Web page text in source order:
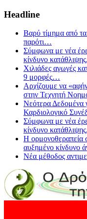
Headline
Βαρύ τίμημα από
παρότι…
Σύμφωνα με νέα
κίνδυνο κατάθλιψης,
Χιλιάδες αγωγές
9 μορφές…
Αρχίζουμε να
στην Τεχνητή
Νεότερα Δεδομένα
Καρδιολογικό
Σύμφωνα με νέα
κίνδυνο κατάθλιψης,
Η ορμονοθεραπεία
αυξημένο κίνδυνο
Νέα μέθοδος